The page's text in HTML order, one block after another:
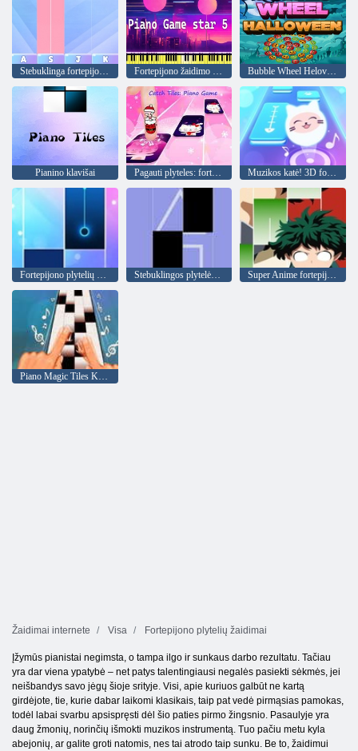
Stebuklinga fortepijono muzika Fortepijono žaidimo žvaigždė 5 Bubble Wheel Helovinas
Pianino klavišai Pagauti plyteles: fortepijono žaidimas Muzikos katė! 3D fortepijono plytelės žaidimas
Fortepijono plytelių žaidimas Stebuklingos plytelės - Piano Squid Super Anime fortepijono plytelės
Piano Magic Tiles Karšta daina
Žaidimai internete Visa Fortepijono plytelių žaidimai
Įžymūs pianistai negimsta, o tampa ilgo ir sunkaus darbo rezultatu. Tačiau
yra dar viena ypatybė – net patys talentingiausi negalės pasiekti sėkmės, jei
neišbandys savo jėgų šioje srityje. Visi, apie kuriuos galbūt ne kartą
girdėjote, tie, kurie dabar laikomi klasikais, taip pat vedė pirmąsias pamokas,
todėl labai svarbu apsispręsti dėl šio paties pirmo žingsnio. Pasaulyje yra
daug žmonių, norinčių išmokti muzikos instrumentą. Tuo pačiu metu kyla
abejonių, ar galite groti natomis, nes tai atrodo taip sunku. Be to, žaidimui